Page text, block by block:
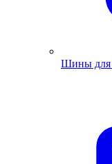
Шины для